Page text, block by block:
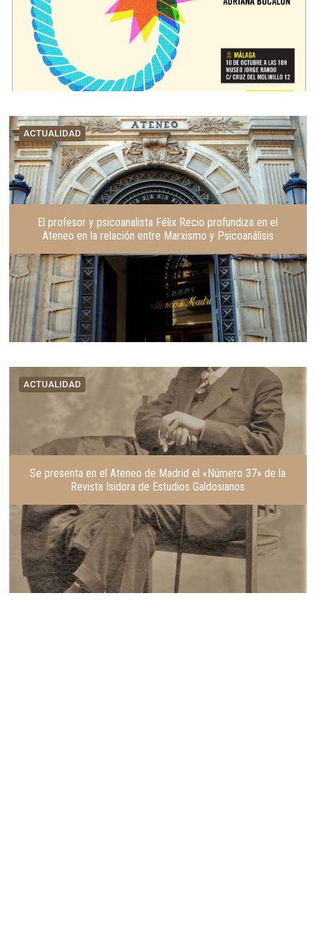
ACTUALIDAD
El profesor y psicoanalista Félix Recio profundiza en el
Ateneo en la relación entre Marxismo y Psicoanálisis
ACTUALIDAD
Se presenta en el Ateneo de Madrid el «Número 37» de la
Revista Isidora de Estudios Galdosianos